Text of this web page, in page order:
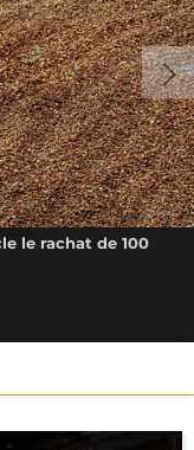
le rachat de 100